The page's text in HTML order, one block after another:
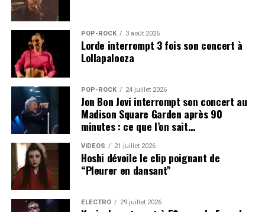
POP-ROCK 3 août 2026
Lorde interrompt 3 fois son concert à
Lollapalooza
POP-ROCK 24 juillet 2026
Jon Bon Jovi interrompt son concert au
Madison Square Garden après 90
minutes : ce que l’on sait…
VIDEOS 21 juillet 2026
Hoshi dévoile le clip poignant de
“Pleurer en dansant”
ÉLECTRO 29 juillet 2026